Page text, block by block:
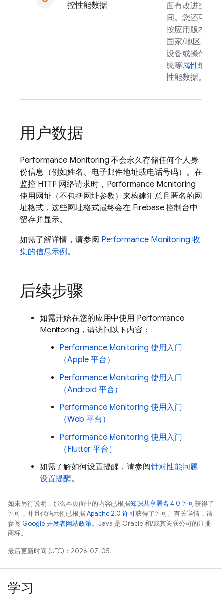
控性能数据
面有改进空
间。您还可以
按应用版本、
国家/地区、
设备或操作系
统等属性细分
性能数据。
用户数据
Performance Monitoring 不会永久存储任何个人身
份信息（例如姓名、电子邮件地址或电话号码）。在
监控 HTTP 网络请求时， Performance Monitoring
使用网址（不包括网址参数）来构建汇总且匿名的网
址格式，这些网址格式最终会在 Firebase 控制台中
留存并显示。
如需了解详情，请参阅 Performance Monitoring 收
集的信息示例。
后续步骤
如需开始在您的应用中使用 Performance
Monitoring ，请访问以下内容：
Performance Monitoring 使用入门
（Apple 平台）
Performance Monitoring 使用入门
（Android 平台）
Performance Monitoring 使用入门
（Web 平台）
Performance Monitoring 使用入门
（Flutter 平台）
如需了解如何设置提醒，请参阅针对性能问题
设置提醒。
如未另行说明，那么本页面中的内容已根据知识共享署名 4.0 许可获得了
许可，并且代码示例已根据Apache 2.0 许可获得了许可。有关详情，请
参阅 Google 开发者网站政策。Java 是 Oracle 和/或其关联公司的注册
商标。
最后更新时间 (UTC)：2026-07-05。
学习